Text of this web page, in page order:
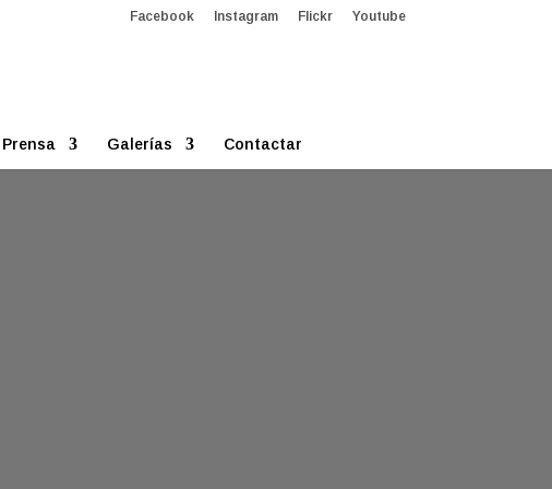
Facebook Instagram Flickr Youtube
Prensa Galerías Contactar